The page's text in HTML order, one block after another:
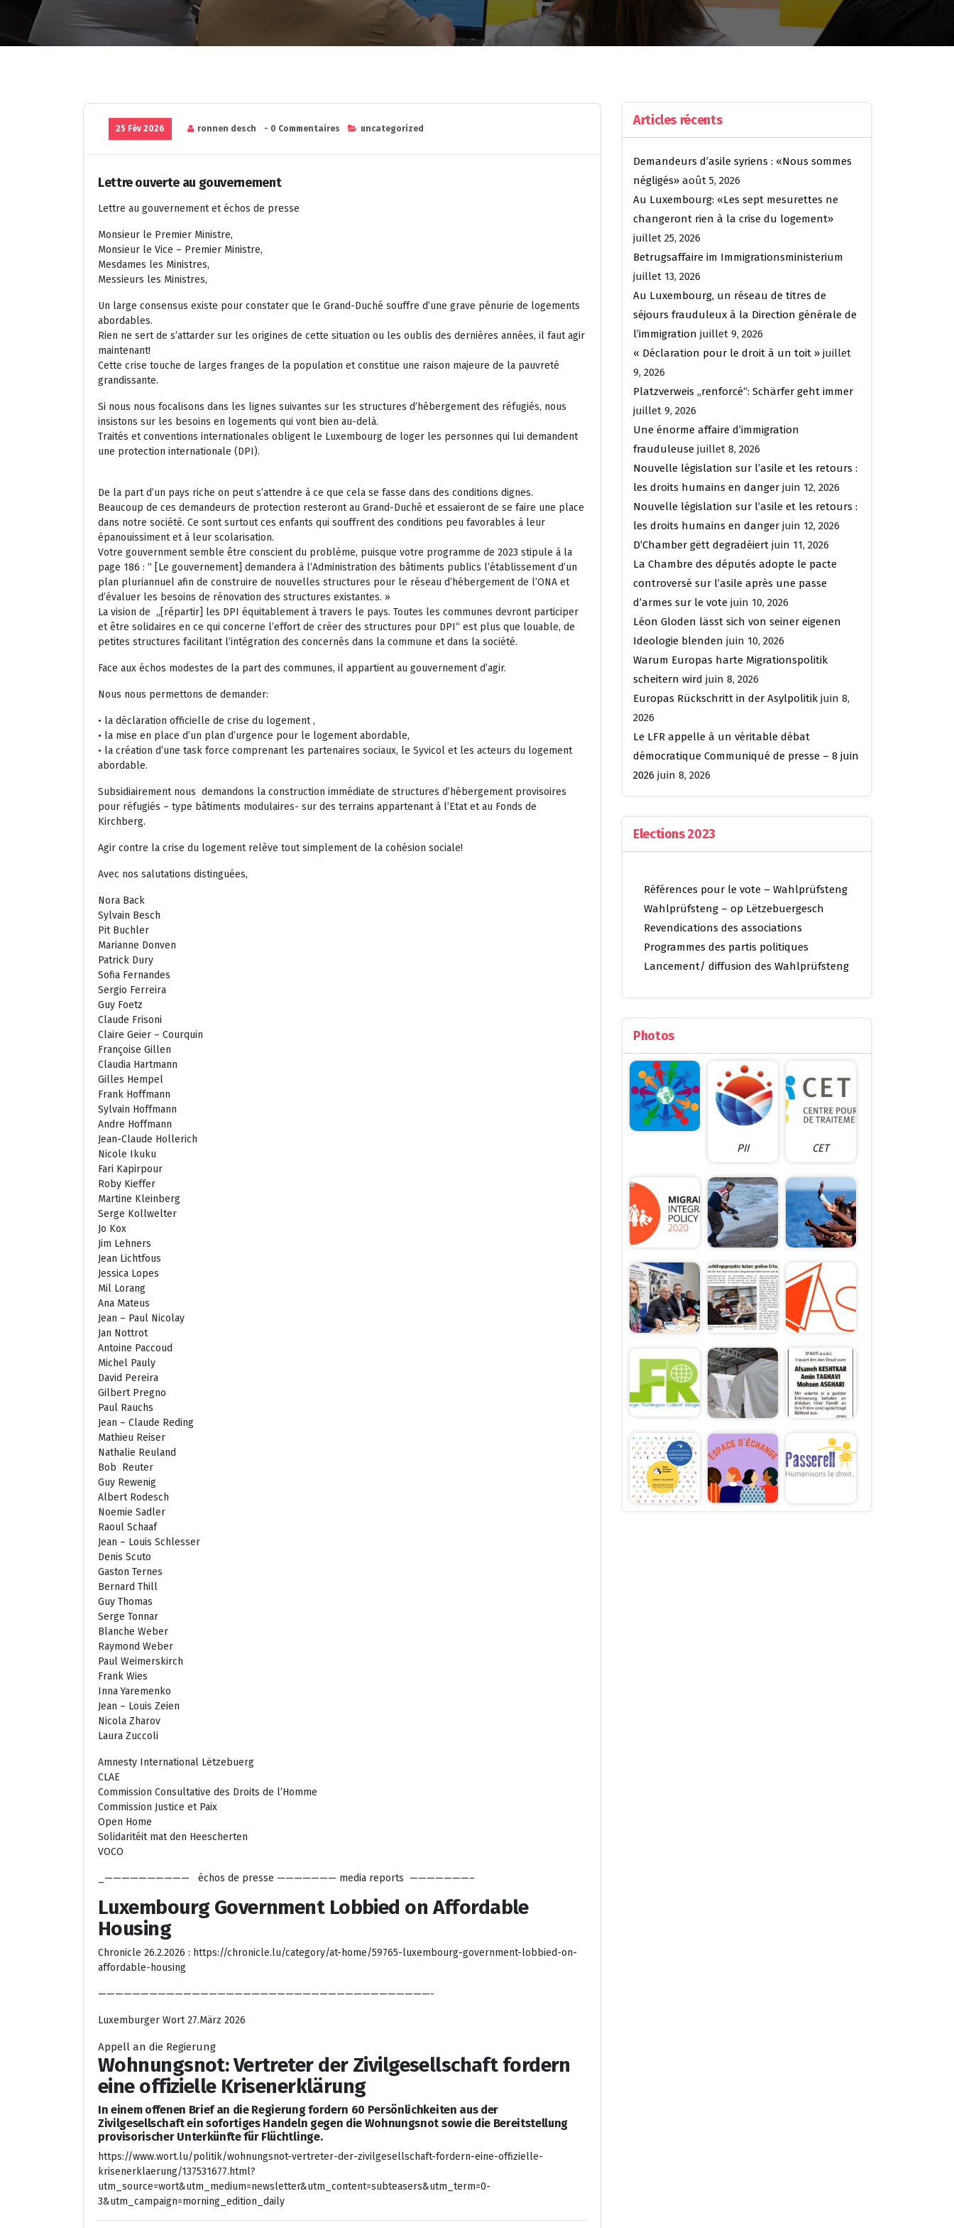
25 Fév 2026 ronnen desch - 0 Commentaires uncategorized
Lettre ouverte au gouvernement
Lettre au gouvernement et échos de presse
Monsieur le Premier Ministre,
Monsieur le Vice – Premier Ministre,
Mesdames les Ministres,
Messieurs les Ministres,
Un large consensus existe pour constater que le Grand-Duché souffre d’une grave pénurie de logements
abordables.
Rien ne sert de s’attarder sur les origines de cette situation ou les oublis des dernières années, il faut agir
maintenant!
Cette crise touche de larges franges de la population et constitue une raison majeure de la pauvreté
grandissante.
Si nous nous focalisons dans les lignes suivantes sur les structures d’hébergement des réfugiés, nous
insistons sur les besoins en logements qui vont bien au-delà.
Traités et conventions internationales obligent le Luxembourg de loger les personnes qui lui demandent
une protection internationale (DPI).
De la part d’un pays riche on peut s’attendre à ce que cela se fasse dans des conditions dignes.
Beaucoup de ces demandeurs de protection resteront au Grand-Duché et essaieront de se faire une place
dans notre société. Ce sont surtout ces enfants qui souffrent des conditions peu favorables à leur
épanouissiment et à leur scolarisation.
Votre gouvernment semble être conscient du problème, puisque votre programme de 2023 stipule à la
page 186 : “ [Le gouvernement] demandera à l’Administration des bâtiments publics l’établissement d’un
plan pluriannuel afin de construire de nouvelles structures pour le réseau d’hébergement de l’ONA et
d’évaluer les besoins de rénovation des structures existantes. »
La vision de „[répartir] les DPI équitablement à travers le pays. Toutes les communes devront participer
et être solidaires en ce qui concerne l’effort de créer des structures pour DPI“ est plus que louable, de
petites structures facilitant l’intégration des concernés dans la commune et dans la société.
Face aux échos modestes de la part des communes, il appartient au gouvernement d’agir.
Nous nous permettons de demander:
• la déclaration officielle de crise du logement ,
• la mise en place d’un plan d’urgence pour le logement abordable,
• la création d’une task force comprenant les partenaires sociaux, le Syvicol et les acteurs du logement
abordable.
Subsidiairement nous demandons la construction immédiate de structures d’hébergement provisoires
pour réfugiés – type bâtiments modulaires- sur des terrains appartenant à l’Etat et au Fonds de
Kirchberg.
Agir contre la crise du logement relève tout simplement de la cohésion sociale!
Avec nos salutations distinguées,
Nora Back
Sylvain Besch
Pit Buchler
Marianne Donven
Patrick Dury
Sofia Fernandes
Sergio Ferreira
Guy Foetz
Claude Frisoni
Claire Geier – Courquin
Françoise Gillen
Claudia Hartmann
Gilles Hempel
Frank Hoffmann
Sylvain Hoffmann
Andre Hoffmann
Jean-Claude Hollerich
Nicole Ikuku
Fari Kapirpour
Roby Kieffer
Martine Kleinberg
Serge Kollwelter
Jo Kox
Jim Lehners
Jean Lichtfous
Jessica Lopes
Mil Lorang
Ana Mateus
Jean – Paul Nicolay
Jan Nottrot
Antoine Paccoud
Michel Pauly
David Pereira
Gilbert Pregno
Paul Rauchs
Jean – Claude Reding
Mathieu Reiser
Nathalie Reuland
Bob Reuter
Guy Rewenig
Albert Rodesch
Noemie Sadler
Raoul Schaaf
Jean – Louis Schlesser
Denis Scuto
Gaston Ternes
Bernard Thill
Guy Thomas
Serge Tonnar
Blanche Weber
Raymond Weber
Paul Weimerskirch
Frank Wies
Inna Yaremenko
Jean – Louis Zeien
Nicola Zharov
Laura Zuccoli
Amnesty International Lëtzebuerg
CLAE
Commission Consultative des Droits de l’Homme
Commission Justice et Paix
Open Home
Solidaritéit mat den Heescherten
VOCO
_—————————— échos de presse ——————— media reports ———————–
Luxembourg Government Lobbied on Affordable
Housing
Chronicle 26.2.2026 : https://chronicle.lu/category/at-home/59765-luxembourg-government-lobbied-on-
affordable-housing
———————————————————————————————————————-
Luxemburger Wort 27.März 2026
Appell an die Regierung
Wohnungsnot: Vertreter der Zivilgesellschaft fordern
eine offizielle Krisenerklärung
In einem offenen Brief an die Regierung fordern 60 Persönlichkeiten aus der
Zivilgesellschaft ein sofortiges Handeln gegen die Wohnungsnot sowie die Bereitstellung
provisorischer Unterkünfte für Flüchtlinge.
https://www.wort.lu/politik/wohnungsnot-vertreter-der-zivilgesellschaft-fordern-eine-offizielle-
krisenerklaerung/137531677.html?
utm_source=wort&utm_medium=newsletter&utm_content=subteasers&utm_term=0-
3&utm_campaign=morning_edition_daily
Articles récents
Demandeurs d’asile syriens : «Nous sommes
négligés» août 5, 2026
Au Luxembourg: «Les sept mesurettes ne
changeront rien à la crise du logement»
juillet 25, 2026
Betrugsaffaire im Immigrationsministerium
juillet 13, 2026
Au Luxembourg, un réseau de titres de
séjours frauduleux à la Direction générale de
l’immigration juillet 9, 2026
« Déclaration pour le droit à un toit » juillet
9, 2026
Platzverweis „renforcé“: Schärfer geht immer
juillet 9, 2026
Une énorme affaire d’immigration
frauduleuse juillet 8, 2026
Nouvelle législation sur l’asile et les retours :
les droits humains en danger juin 12, 2026
Nouvelle législation sur l’asile et les retours :
les droits humains en danger juin 12, 2026
D’Chamber gëtt degradéiert juin 11, 2026
La Chambre des députés adopte le pacte
controversé sur l’asile après une passe
d’armes sur le vote juin 10, 2026
Léon Gloden lässt sich von seiner eigenen
Ideologie blenden juin 10, 2026
Warum Europas harte Migrationspolitik
scheitern wird juin 8, 2026
Europas Rückschritt in der Asylpolitik juin 8,
2026
Le LFR appelle à un véritable débat
démocratique Communiqué de presse – 8 juin
2026 juin 8, 2026
Elections 2023
Références pour le vote – Wahlprüfsteng
Wahlprüfsteng – op Lëtzebuergesch
Revendications des associations
Programmes des partis politiques
Lancement/ diffusion des Wahlprüfsteng
Photos
PII CET